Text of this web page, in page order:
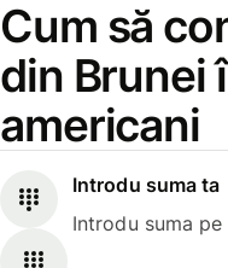
Cum să
din Brunei
americani
Introdu suma ta
Introdu suma